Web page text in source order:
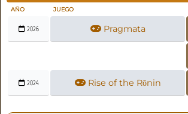
AÑO JUEGO
2026 Pragmata
2024 Rise of the Rōnin